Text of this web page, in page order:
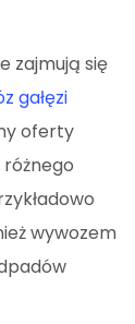
zajmują się
gałęzi
oferty
wywozem